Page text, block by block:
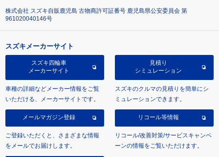
株式会社 スズキ自販鹿児島 古物商許可証番号 鹿児島県公安委員会 第
961020040146号
スズキメーカーサイト
スズキ四輪車
メーカーサイト
車種の詳細などメーカー情報をご覧
いただける、メーカーサイトです。
見積り
シミュレーション
スズキのクルマの見積りを簡単にシ
ミュレーションできます。
メールマガジン登録
ご登録いただくと、さまざまな情報
をメールでお届けします。
リコール等情報
リコール/改善対策/サービスキャンペ
ーンの情報をご覧いただけます。